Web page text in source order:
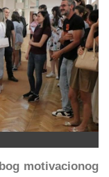
motivacionog